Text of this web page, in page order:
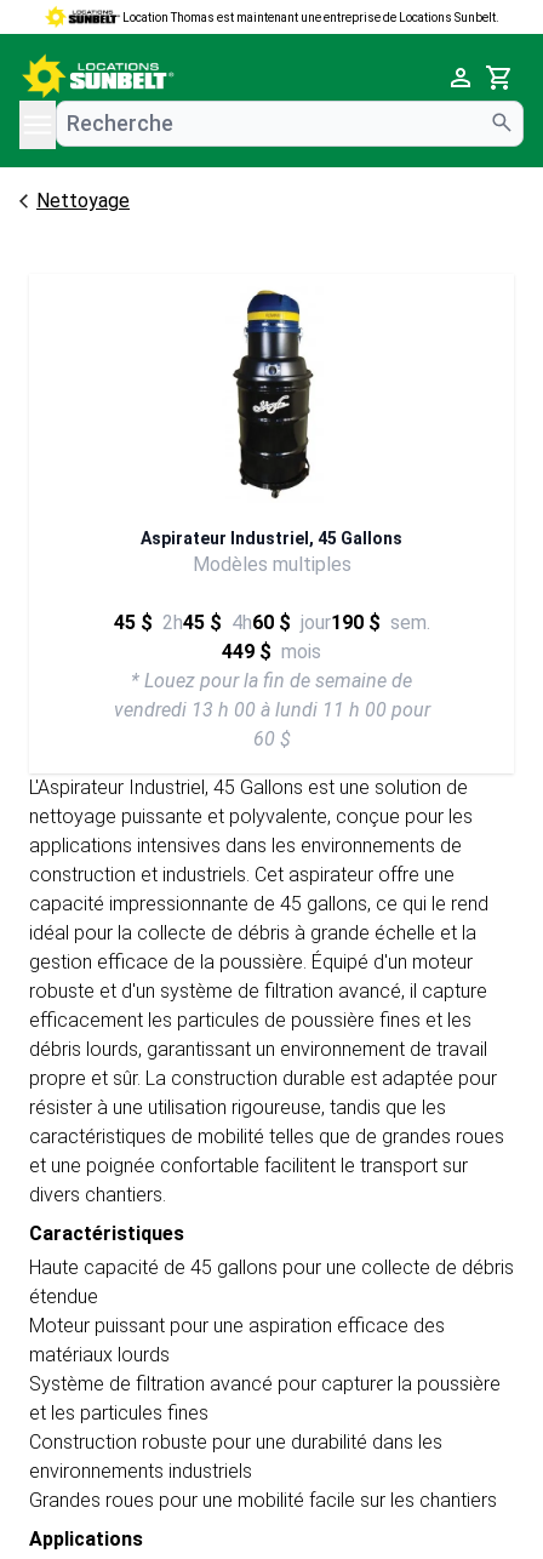
Location Thomas est maintenant une entreprise de Locations Sunbelt.
Cart
menu
Nettoyage
Aspirateur Industriel, 45 Gallons
Modèles multiples
45 $ 2h45 $ 4h60 $ jour190 $ sem.
449 $ mois
* Louez pour la fin de semaine de
vendredi 13 h 00 à lundi 11 h 00 pour
60 $
L'Aspirateur Industriel, 45 Gallons est une solution de
nettoyage puissante et polyvalente, conçue pour les
applications intensives dans les environnements de
construction et industriels. Cet aspirateur offre une
capacité impressionnante de 45 gallons, ce qui le rend
idéal pour la collecte de débris à grande échelle et la
gestion efficace de la poussière. Équipé d'un moteur
robuste et d'un système de filtration avancé, il capture
efficacement les particules de poussière fines et les
débris lourds, garantissant un environnement de travail
propre et sûr. La construction durable est adaptée pour
résister à une utilisation rigoureuse, tandis que les
caractéristiques de mobilité telles que de grandes roues
et une poignée confortable facilitent le transport sur
divers chantiers.
Caractéristiques
Haute capacité de 45 gallons pour une collecte de débris
étendue
Moteur puissant pour une aspiration efficace des
matériaux lourds
Système de filtration avancé pour capturer la poussière
et les particules fines
Construction robuste pour une durabilité dans les
environnements industriels
Grandes roues pour une mobilité facile sur les chantiers
Applications